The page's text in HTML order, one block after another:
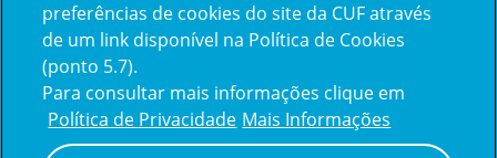
Reclamações
e
elogios
preferências de cookies do site da CUF através
de um link disponível na Política de Cookies
(ponto 5.7).
Para consultar mais informações clique em
Política de Privacidade Mais Informações